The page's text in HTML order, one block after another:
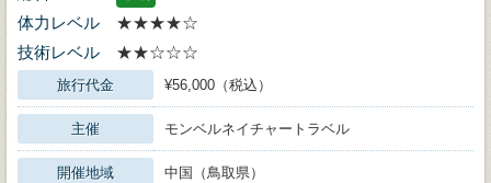
体力レベル
★★★★☆
技術レベル
★★☆☆☆
旅行代金 ¥56,000（税込）
主催 モンベルネイチャートラベル
開催地域 中国（鳥取県）